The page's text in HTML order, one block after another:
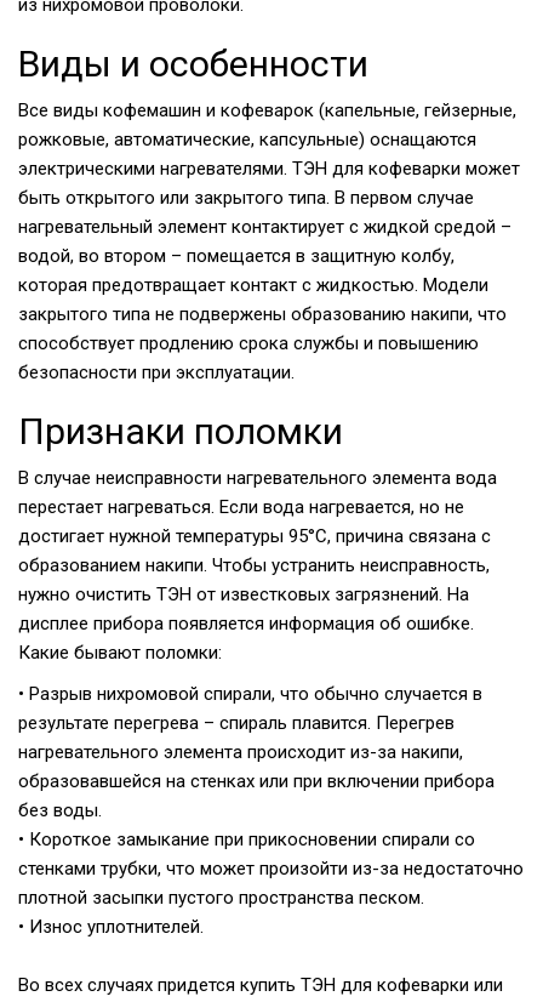
из нихромовой проволоки.
Виды и особенности
Все виды кофемашин и кофеварок (капельные, гейзерные,
рожковые, автоматические, капсульные) оснащаются
электрическими нагревателями. ТЭН для кофеварки может
быть открытого или закрытого типа. В первом случае
нагревательный элемент контактирует с жидкой средой –
водой, во втором – помещается в защитную колбу,
которая предотвращает контакт с жидкостью. Модели
закрытого типа не подвержены образованию накипи, что
способствует продлению срока службы и повышению
безопасности при эксплуатации.
Признаки поломки
В случае неисправности нагревательного элемента вода
перестает нагреваться. Если вода нагревается, но не
достигает нужной температуры 95°C, причина связана с
образованием накипи. Чтобы устранить неисправность,
нужно очистить ТЭН от известковых загрязнений. На
дисплее прибора появляется информация об ошибке.
Какие бывают поломки:
• Разрыв нихромовой спирали, что обычно случается в
результате перегрева – спираль плавится. Перегрев
нагревательного элемента происходит из-за накипи,
образовавшейся на стенках или при включении прибора
без воды.
• Короткое замыкание при прикосновении спирали со
стенками трубки, что может произойти из-за недостаточно
плотной засыпки пустого пространства песком.
• Износ уплотнителей.
Во всех случаях придется купить ТЭН для кофеварки или